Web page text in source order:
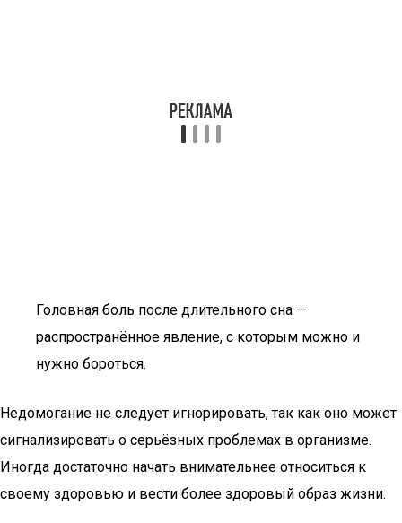
Головная боль после длительного сна —
распространённое явление, с которым можно и
нужно бороться.
Недомогание не следует игнорировать, так как оно может
сигнализировать о серьёзных проблемах в организме.
Иногда достаточно начать внимательнее относиться к
своему здоровью и вести более здоровый образ жизни.